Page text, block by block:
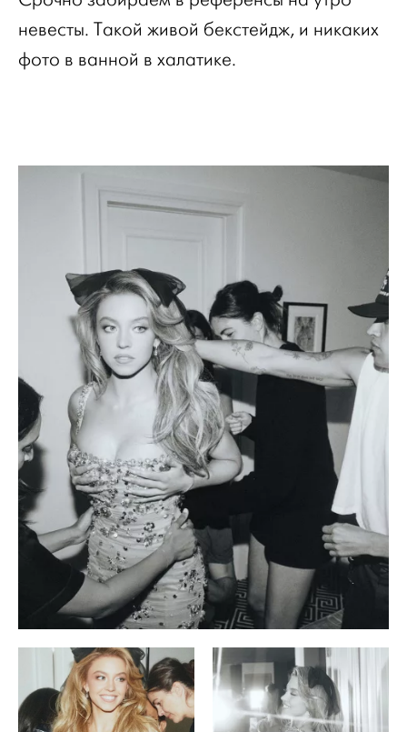
невесты. Такой живой бекстейдж, и никаких
фото в ванной в халатике.